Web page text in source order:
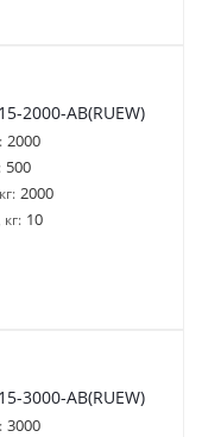
2000-AB(RUEW)
2000
500
2000
10
3000-AB(RUEW)
3000